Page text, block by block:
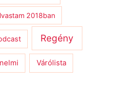
2018ban
Regény
Várólista